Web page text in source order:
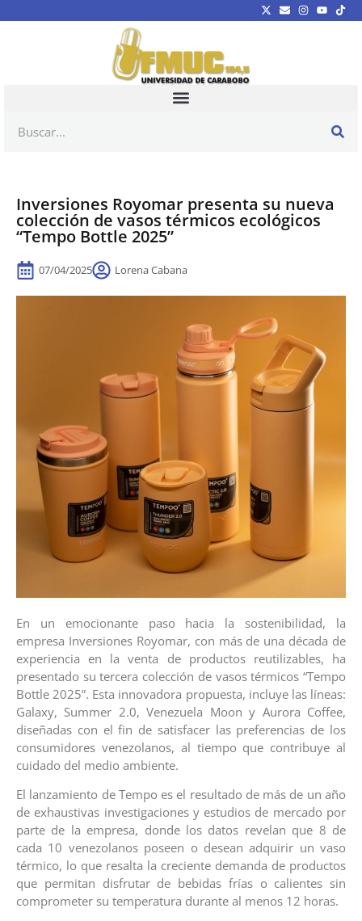
Inversiones Royomar presenta su nueva
colección de vasos térmicos ecológicos
“Tempo Bottle 2025”
07/04/2025 Lorena Cabana
En un emocionante paso hacia la sostenibilidad, la
empresa Inversiones Royomar, con más de una década de
experiencia en la venta de productos reutilizables, ha
presentado su tercera colección de vasos térmicos “Tempo
Bottle 2025”. Esta innovadora propuesta, incluye las líneas:
Galaxy, Summer 2.0, Venezuela Moon y Aurora Coffee,
diseñadas con el fin de satisfacer las preferencias de los
consumidores venezolanos, al tiempo que contribuye al
cuidado del medio ambiente.
El lanzamiento de Tempo es el resultado de más de un año
de exhaustivas investigaciones y estudios de mercado por
parte de la empresa, donde los datos revelan que 8 de
cada 10 venezolanos poseen o desean adquirir un vaso
térmico, lo que resalta la creciente demanda de productos
que permitan disfrutar de bebidas frías o calientes sin
comprometer su temperatura durante al menos 12 horas.